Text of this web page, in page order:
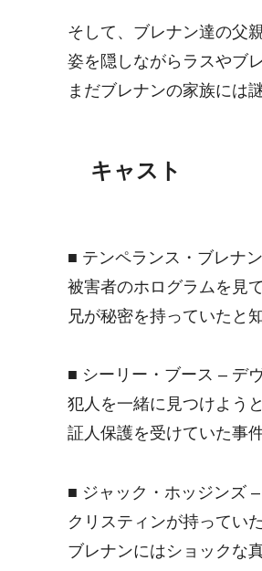
そして、ブレナン達の父
姿を隠しながらラスやブ
まだブレナンの家族には
キャスト
■ テンペランス・ブレナ
被害者のホログラムを見
兄が秘密を持っていたと
■ シーリー・ブース – デ
犯人を一緒に見つけよう
証人保護を受けていた事
■ ジャック・ホッジンズ
クリスティンが持ってい
ブレナンにはショックな